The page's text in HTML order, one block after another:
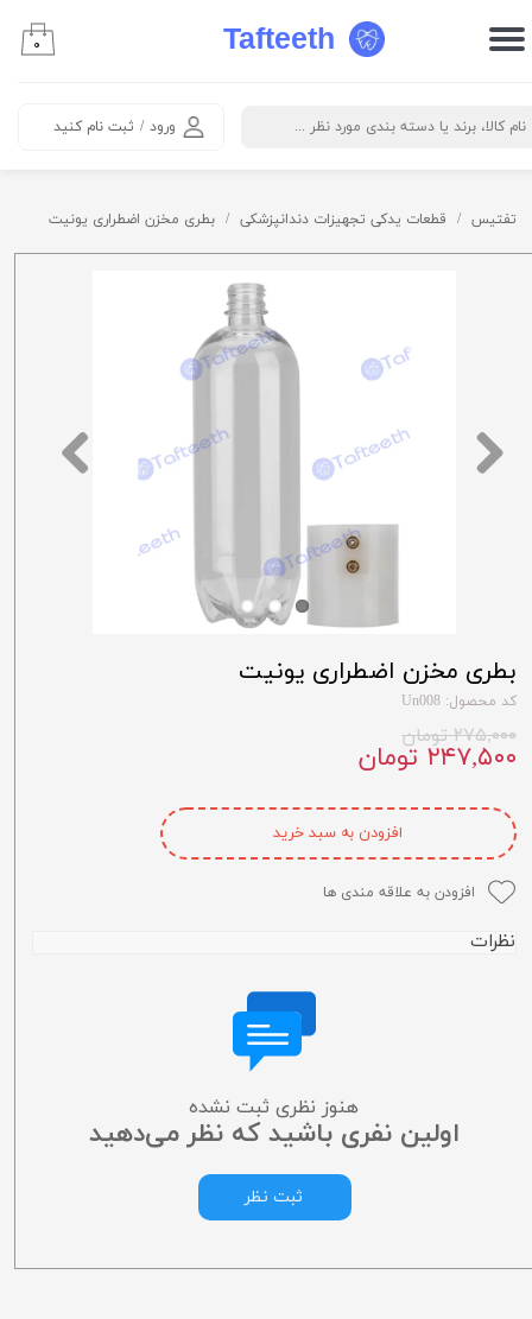
Tafteeth
ورود / ثبت نام کنید
حساب کاربری من
خروج از حساب کاربری
۰
تفتیس قطعات یدکی تجهیزات دندانپزشکی بطری مخزن اضطراری یونیت
بطری مخزن اضطراری یونیت
کد محصول: Un008
۲۷۵,۰۰۰ تومان
۲۴۷,۵۰۰ تومان
افزودن به سبد خرید
افزودن به علاقه مندی ها
نظرات
هنوز نظری ثبت نشده
اولین نفری باشید که نظر می‌دهید
ثبت نظر